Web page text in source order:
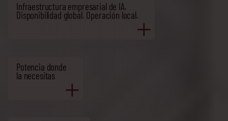
Infraestructura empresarial de IA.
Disponibilidad global. Operación local.
Potencia donde
la necesitas